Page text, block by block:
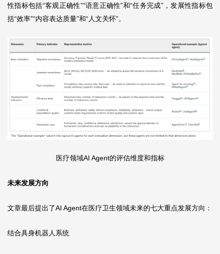
性指标包括“客观正确性”“语意正确性”和“任务完成”，发展性指标包
括“效率”“内容表达质量”和“人文关怀”。
医疗领域AI Agent的评估维度和指标
未来发展方向
文章最后提出了AI Agent在医疗卫生领域未来的七大重点发展方向：
结合具身机器人系统